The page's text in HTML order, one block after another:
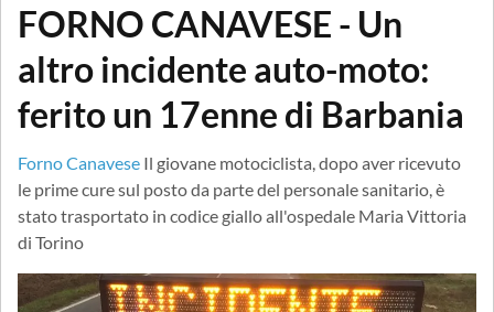
FORNO CANAVESE - Un
altro incidente auto-moto:
ferito un 17enne di Barbania
Forno Canavese Il giovane motociclista, dopo aver ricevuto
le prime cure sul posto da parte del personale sanitario, è
stato trasportato in codice giallo all'ospedale Maria Vittoria
di Torino